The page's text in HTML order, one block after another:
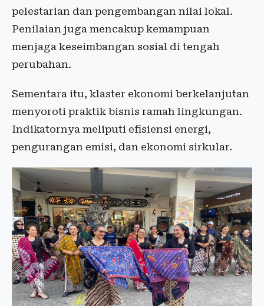
pelestarian dan pengembangan nilai lokal.
Penilaian juga mencakup kemampuan
menjaga keseimbangan sosial di tengah
perubahan.
Sementara itu, klaster ekonomi berkelanjutan
menyoroti praktik bisnis ramah lingkungan.
Indikatornya meliputi efisiensi energi,
pengurangan emisi, dan ekonomi sirkular.